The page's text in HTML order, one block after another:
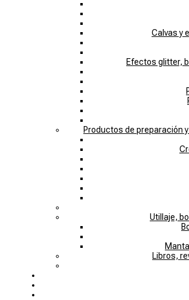
Calvas y
Efectos glitter,
Productos de preparación
Utillaje,
Libros,